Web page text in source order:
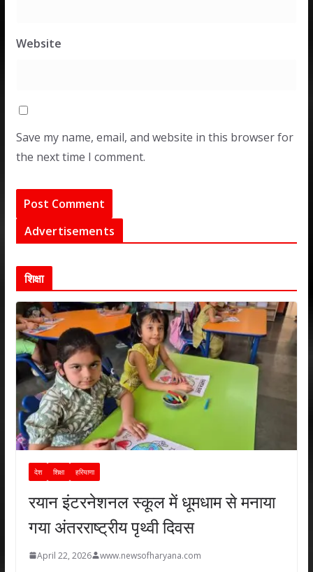
Website
Save my name, email, and website in this browser for
the next time I comment.
Advertisements
शिक्षा
देश शिक्षा हरियाणा
रयान इंटरनेशनल स्कूल में धूमधाम से मनाया
गया अंतरराष्ट्रीय पृथ्वी दिवस
April 22, 2026 www.newsofharyana.com